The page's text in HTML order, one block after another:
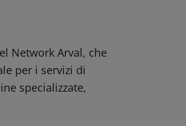
Network Arval, che
per i servizi di
specializzate,